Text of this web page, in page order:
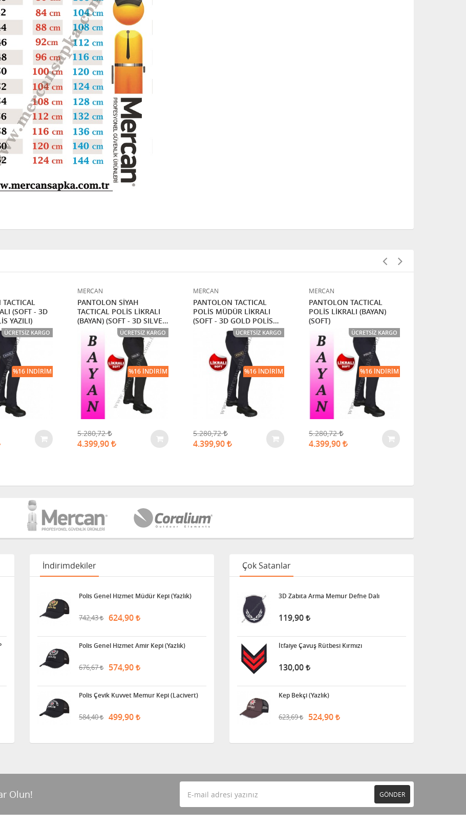
(SOFT - 3D
YAZILI)
ÜCRETSIZ KARGO
%16 İNDIRIM
MERCAN
PANTOLON SİYAH
TACTICAL POLİS LİKRALI
(BAYAN) (SOFT - 3D SILVER
BLACK POLİS YAZILI)
ÜCRETSIZ KARGO
5.280,72
4.399,90
%16 İNDIRIM
MERCAN
PANTOLON TACTICAL
POLİS MÜDÜR LİKRALI
(SOFT - 3D GOLD POLİS
ÜCRETSIZ KARGO
5.280,72
4.399,90
%16 İNDIRIM
MERCAN
PANTOLON TACTICAL
POLİS LİKRALI (BAYAN)
(SOFT)
ÜCRETSIZ KARGO
5.280,72
4.399,90
%16 İNDIRIM
İndirimdekiler
Polis Genel Hizmet Müdür Kepi (Yazlık)
742,43 624,90
Polis Genel Hizmet Amir Kepi (Yazlık)
676,67 574,90
Polis Çevik Kuvvet Memur Kepi (Lacivert)
584,40 499,90
Çok Satanlar
3D Zabıta Arma Memur Defne Dalı
119,90
İtfaiye Çavuş Rütbesi Kırmızı
130,00
Kep Bekçi (Yazlık)
623,69 524,90
Olun! GÖNDER